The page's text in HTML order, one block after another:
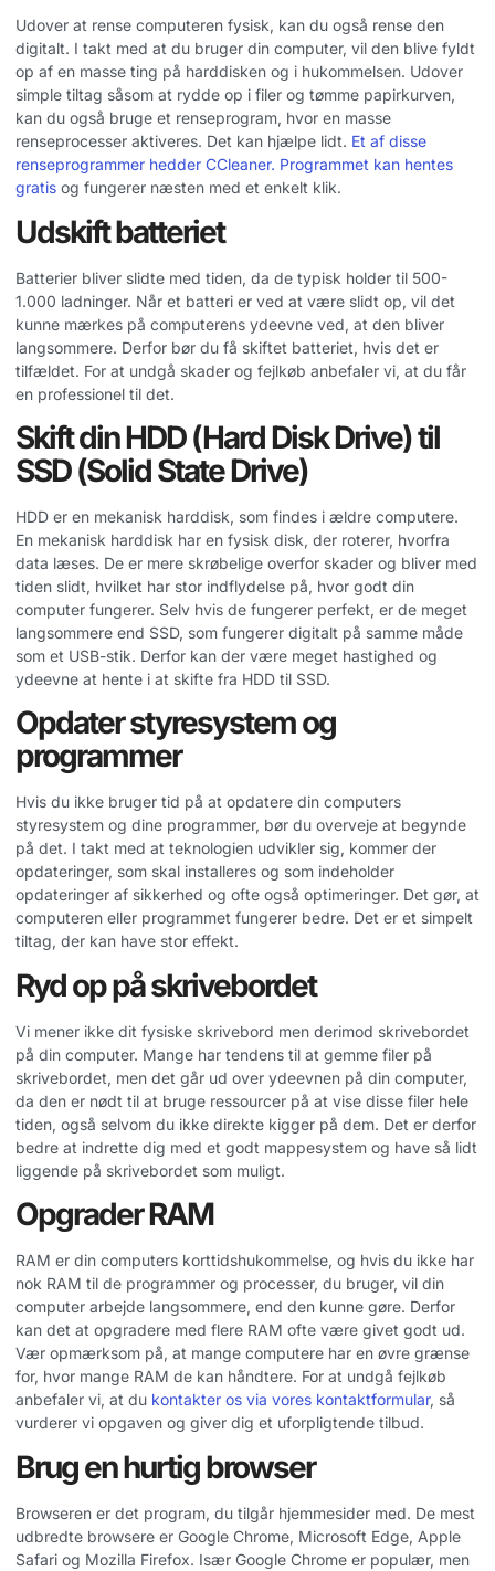
Udover at rense computeren fysisk, kan du også rense den
digitalt. I takt med at du bruger din computer, vil den blive fyldt
op af en masse ting på harddisken og i hukommelsen. Udover
simple tiltag såsom at rydde op i filer og tømme papirkurven,
kan du også bruge et renseprogram, hvor en masse
renseprocesser aktiveres. Det kan hjælpe lidt. Et af disse
renseprogrammer hedder CCleaner. Programmet kan hentes
gratis og fungerer næsten med et enkelt klik.
Udskift batteriet
Batterier bliver slidte med tiden, da de typisk holder til 500-
1.000 ladninger. Når et batteri er ved at være slidt op, vil det
kunne mærkes på computerens ydeevne ved, at den bliver
langsommere. Derfor bør du få skiftet batteriet, hvis det er
tilfældet. For at undgå skader og fejlkøb anbefaler vi, at du får
en professionel til det.
Skift din HDD (Hard Disk Drive) til
SSD (Solid State Drive)
HDD er en mekanisk harddisk, som findes i ældre computere.
En mekanisk harddisk har en fysisk disk, der roterer, hvorfra
data læses. De er mere skrøbelige overfor skader og bliver med
tiden slidt, hvilket har stor indflydelse på, hvor godt din
computer fungerer. Selv hvis de fungerer perfekt, er de meget
langsommere end SSD, som fungerer digitalt på samme måde
som et USB-stik. Derfor kan der være meget hastighed og
ydeevne at hente i at skifte fra HDD til SSD.
Opdater styresystem og
programmer
Hvis du ikke bruger tid på at opdatere din computers
styresystem og dine programmer, bør du overveje at begynde
på det. I takt med at teknologien udvikler sig, kommer der
opdateringer, som skal installeres og som indeholder
opdateringer af sikkerhed og ofte også optimeringer. Det gør, at
computeren eller programmet fungerer bedre. Det er et simpelt
tiltag, der kan have stor effekt.
Ryd op på skrivebordet
Vi mener ikke dit fysiske skrivebord men derimod skrivebordet
på din computer. Mange har tendens til at gemme filer på
skrivebordet, men det går ud over ydeevnen på din computer,
da den er nødt til at bruge ressourcer på at vise disse filer hele
tiden, også selvom du ikke direkte kigger på dem. Det er derfor
bedre at indrette dig med et godt mappesystem og have så lidt
liggende på skrivebordet som muligt.
Opgrader RAM
RAM er din computers korttidshukommelse, og hvis du ikke har
nok RAM til de programmer og processer, du bruger, vil din
computer arbejde langsommere, end den kunne gøre. Derfor
kan det at opgradere med flere RAM ofte være givet godt ud.
Vær opmærksom på, at mange computere har en øvre grænse
for, hvor mange RAM de kan håndtere. For at undgå fejlkøb
anbefaler vi, at du kontakter os via vores kontaktformular, så
vurderer vi opgaven og giver dig et uforpligtende tilbud.
Brug en hurtig browser
Browseren er det program, du tilgår hjemmesider med. De mest
udbredte browsere er Google Chrome, Microsoft Edge, Apple
Safari og Mozilla Firefox. Især Google Chrome er populær, men